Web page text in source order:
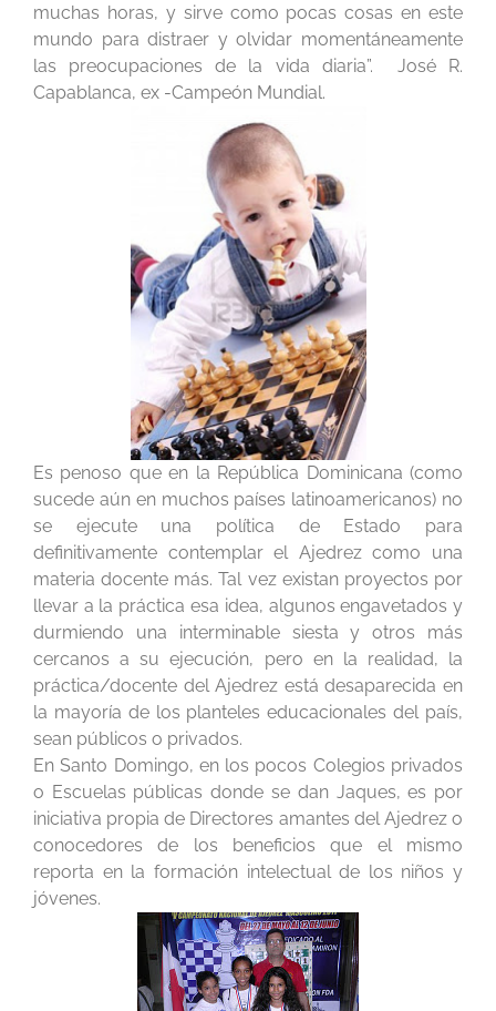
muchas horas, y sirve como pocas cosas en este
mundo para distraer y olvidar momentáneamente
las preocupaciones de la vida diaria”. José R.
Capablanca, ex -Campeón Mundial.
Es penoso que en la República Dominicana (como
sucede aún en muchos países latinoamericanos) no
se ejecute una política de Estado para
definitivamente contemplar el Ajedrez como una
materia docente más. Tal vez existan proyectos por
llevar a la práctica esa idea, algunos engavetados y
durmiendo una interminable siesta y otros más
cercanos a su ejecución, pero en la realidad, la
práctica/docente del Ajedrez está desaparecida en
la mayoría de los planteles educacionales del país,
sean públicos o privados.
En Santo Domingo, en los pocos Colegios privados
o Escuelas públicas donde se dan Jaques, es por
iniciativa propia de Directores amantes del Ajedrez o
conocedores de los beneficios que el mismo
reporta en la formación intelectual de los niños y
jóvenes.